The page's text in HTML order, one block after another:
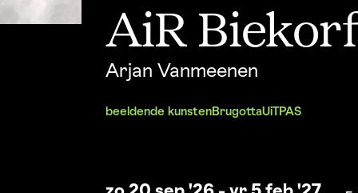
AiR
Arjan Vanmeenen
beeldende kunstenBrugottaUiTPAS